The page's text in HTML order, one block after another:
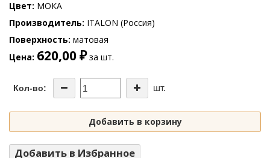
Цвет МОКА
Производитель ITALON (Россия)
Поверхность матовая
Цена 620,00 ₽за шт.
Кол-во: шт.
Добавить в корзину
Добавить в Избранное